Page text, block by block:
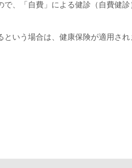
、「自費」による健診（自費健診
いう場合は、健康保険が適用され